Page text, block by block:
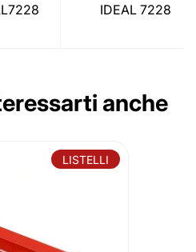
IDEAL 7228
anche
LISTELLI